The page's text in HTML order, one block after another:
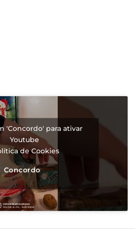
'Concordo' para ativar
Youtube
de Cookies
Concordo